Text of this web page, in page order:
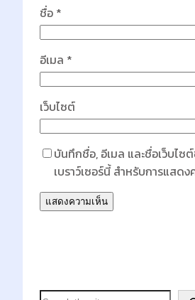
ชื่อ *
อีเมล *
เว็บไซต์
บันทึกชื่อ, อีเมล และชื่อเว็บไซ
เบราว์เซอร์นี้ สำหรับการแสด